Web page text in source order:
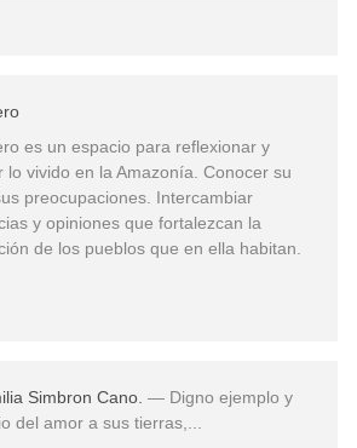
es un espacio para reflexionar y
lo vivido en la Amazonía. Conocer su
preocupaciones. Intercambiar
y opiniones que fortalezcan la
de los pueblos que en ella habitan.
Simbron Cano. — Digno ejemplo y
del amor a sus tierras,...